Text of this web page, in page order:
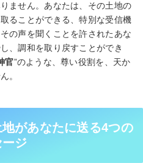
ません。あなたは、その土地の
ることができる、特別な受信機
の声を聞くことを許されたあな
、調和を取り戻すことができ
官”のような、尊い役割を、天か
。
があなたに送る4つの
ジ